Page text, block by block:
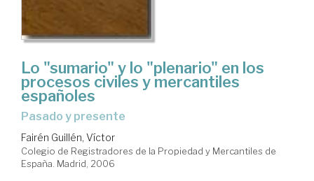
Lo "sumario" y lo "plenario" en los
procesos civiles y mercantiles
españoles
pasado y presente
Fairén Guillén, Víctor
Colegio de Registradores de la Propiedad y Mercantiles de
España. Madrid, 2006